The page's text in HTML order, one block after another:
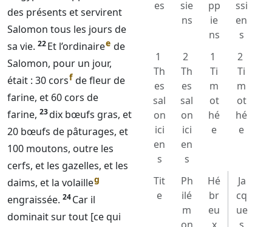
des présents et servirent
Salomon tous les jours de
sa vie. 22Et l’ordinairee de
Salomon, pour un jour,
était : 30 corsf de fleur de
farine, et 60 cors de
farine, 23dix bœufs gras, et
20 bœufs de pâturages, et
100 moutons, outre les
cerfs, et les gazelles, et les
daims, et la volailleg
engraissée. 24Car il
dominait sur tout [ce qui
es
sie
ns
pp
ie
ns
ssi
en
s
1
Th
es
sal
on
ici
en
s
2
Th
es
sal
on
ici
en
s
1
Ti
m
ot
hé
e
2
Ti
m
ot
hé
e
Tit
e
Ph
ilé
m
Hé
br
eu
Ja
cq
ue